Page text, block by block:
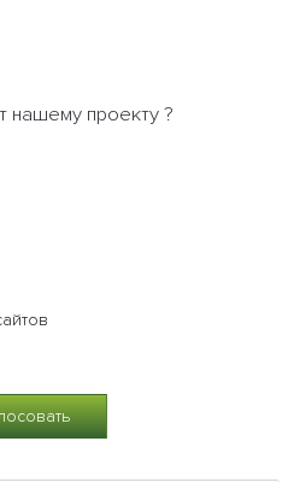
нашему проекту ?